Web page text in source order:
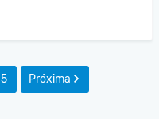
5 Próxima